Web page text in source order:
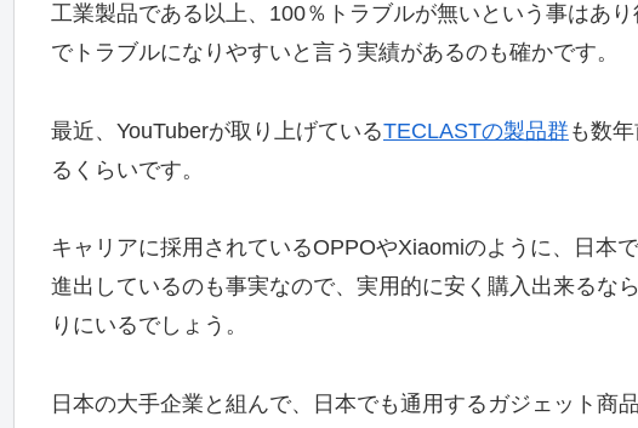
工業製品である以上、100％トラブルが無いという事はあ
でトラブルになりやすいと言う実績があるのも確かです。
最近、YouTuberが取り上げているTECLASTの製品群も数
るくらいです。
キャリアに採用されているOPPOやXiaomiのように、日本
進出しているのも事実なので、実用的に安く購入出来るな
りにいるでしょう。
日本の大手企業と組んで、日本でも通用するガジェット商